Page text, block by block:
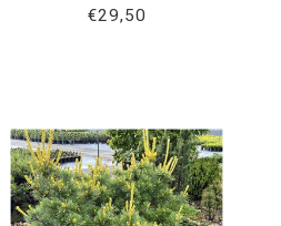
€29,50